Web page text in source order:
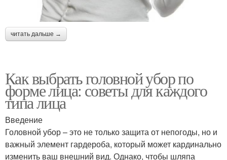
читать дальше →
Как выбрать головной убор по
форме лица: советы для каждого
типа лица
Введение
Головной убор – это не только защита от непогоды, но и
важный элемент гардероба, который может кардинально
изменить ваш внешний вид. Однако, чтобы шляпа